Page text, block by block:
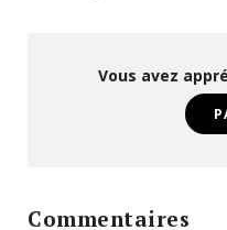
Vous avez
Commentaires